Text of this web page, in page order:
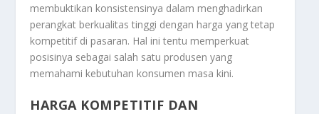
membuktikan konsistensinya dalam menghadirkan
perangkat berkualitas tinggi dengan harga yang tetap
kompetitif di pasaran. Hal ini tentu memperkuat
posisinya sebagai salah satu produsen yang
memahami kebutuhan konsumen masa kini.
HARGA KOMPETITIF DAN